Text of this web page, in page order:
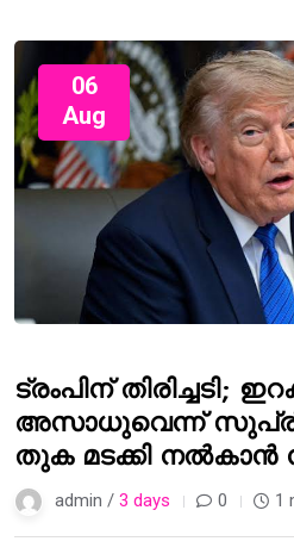
06
Aug
ട്രംപിന് തിരിച്ചടി;
അസാധുവെന്ന് സുപ്രീം
തുക മടക്കി നൽകാൻ
admin / 3 days 0 1